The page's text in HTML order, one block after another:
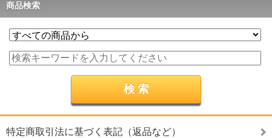
商品検索
特定商取引法に基づく表記（返品など）